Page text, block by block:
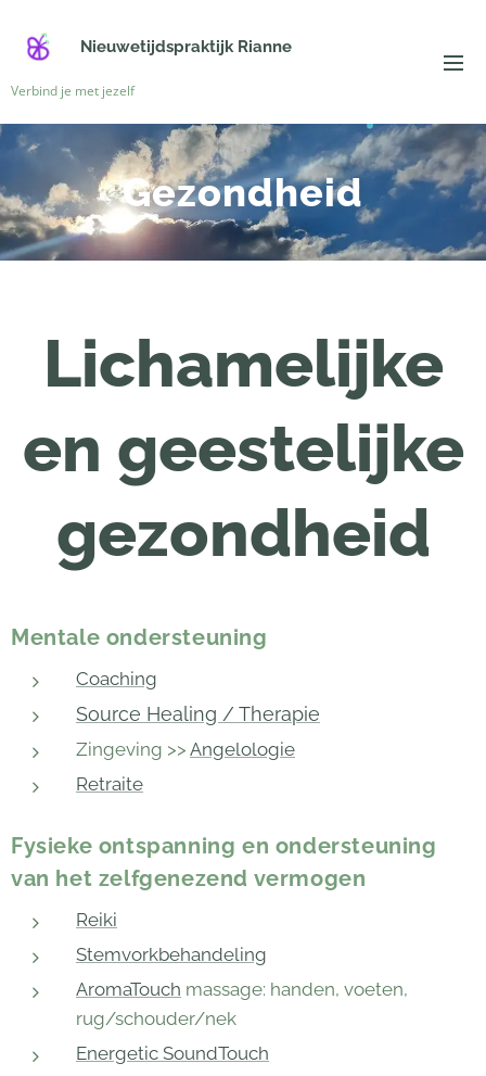
Nieuwetijdspraktijk Rianne
Verbind je met jezelf
Gezondheid
Lichamelijke
en geestelijke
gezondheid
Mentale ondersteuning
Coaching
Source Healing / Therapie
Zingeving >> Angelologie
Retraite
Fysieke ontspanning en ondersteuning
van het zelfgenezend vermogen
Reiki
Stemvorkbehandeling
AromaTouch massage: handen, voeten,
rug/schouder/nek
Energetic SoundTouch